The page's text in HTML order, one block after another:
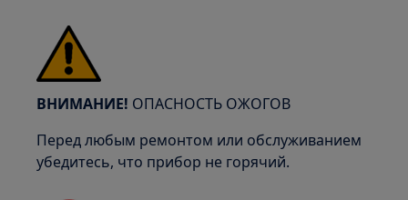
ВНИМАНИЕ! ОПАСНОСТЬ ОЖОГОВ
Перед любым ремонтом или обслуживанием
убедитесь, что прибор не горячий.